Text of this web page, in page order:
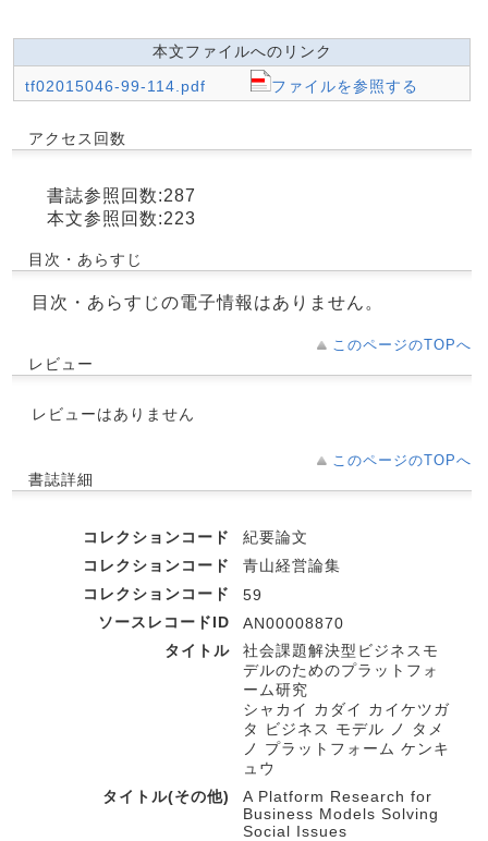
本文ファイルへのリンク
tf02015046-99-114.pdf
ファイルを参照する
アクセス回数
書誌参照回数:287
本文参照回数:223
目次・あらすじ
目次・あらすじの電子情報はありません。
このページのTOPへ
レビュー
レビューはありません
このページのTOPへ
書誌詳細
コレクションコード
紀要論文
コレクションコード
青山経営論集
コレクションコード
59
ソースレコードID
AN00008870
タイトル
社会課題解決型ビジネスモ
デルのためのプラットフォ
ーム研究
シャカイ カダイ カイケツガ
タ ビジネス モデル ノ タメ
ノ プラットフォーム ケンキ
ュウ
タイトル(その他)
A Platform Research for
Business Models Solving
Social Issues